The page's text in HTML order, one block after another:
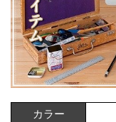
カラー